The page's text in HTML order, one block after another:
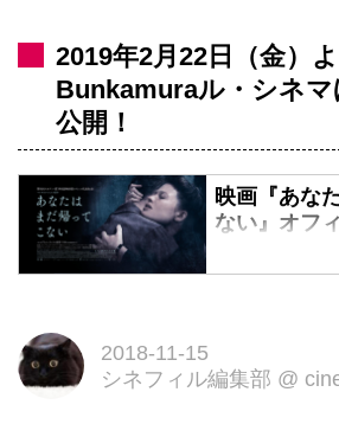
2019年2月22日（金）よ
Bunkamuraル・シネマ
公開！
映画『あな
ない』オフ
映像化不可能
いた女性の愛
2018-11-15
シネフィル編集部 @